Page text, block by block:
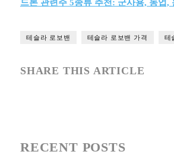
드론 관련주 5종류 추천: 군사용, 농업,
테슬라 로보밴 테슬라 로보밴 가격 테
SHARE THIS ARTICLE
RECENT POSTS